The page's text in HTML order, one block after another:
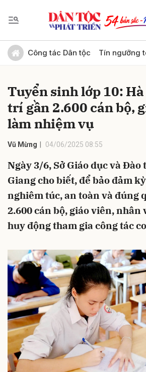
Công tác Dân tộc Tín ngưỡng
Tuyển sinh lớp 10:
trí gần 2.600 cán bộ,
làm nhiệm vụ
Vũ Mừng 04/06/2025 08:55
Ngày 3/6, Sở Giáo dục và Đào
Giang cho biết, để bảo đảm
nghiêm túc, an toàn và đúng
2.600 cán bộ, giáo viên, nhân
huy động tham gia công tác
Gửi bình luận